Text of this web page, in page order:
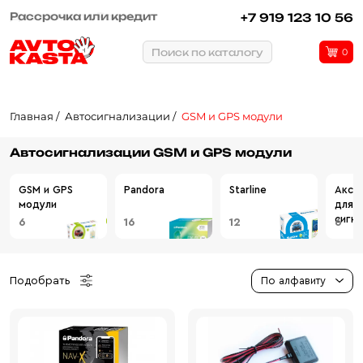
Рассрочка или кредит +7 919 123 10 56
Поиск по каталогу 0
Главная Автосигнализации GSM и GPS модули
Автосигнализации GSM и GPS модули
GSM и GPS
модули
6
Pandora
16
Starline
12
для
6
Подобрать По алфавиту